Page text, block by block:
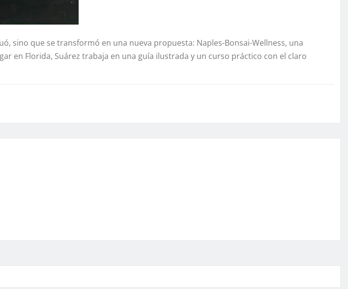
sino que se transformó en una nueva propuesta: Naples-Bonsai-Wellness, una
en Florida, Suárez trabaja en una guía ilustrada y un curso práctico con el claro